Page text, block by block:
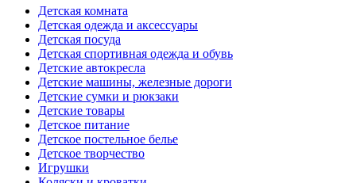
Детская комната
Детская одежда и аксессуары
Детская посуда
Детская спортивная одежда и обувь
Детские автокресла
Детские машины, железные дороги
Детские сумки и рюкзаки
Детские товары
Детское питание
Детское постельное белье
Детское творчество
Игрушки